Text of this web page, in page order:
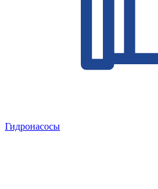
Гидронасосы